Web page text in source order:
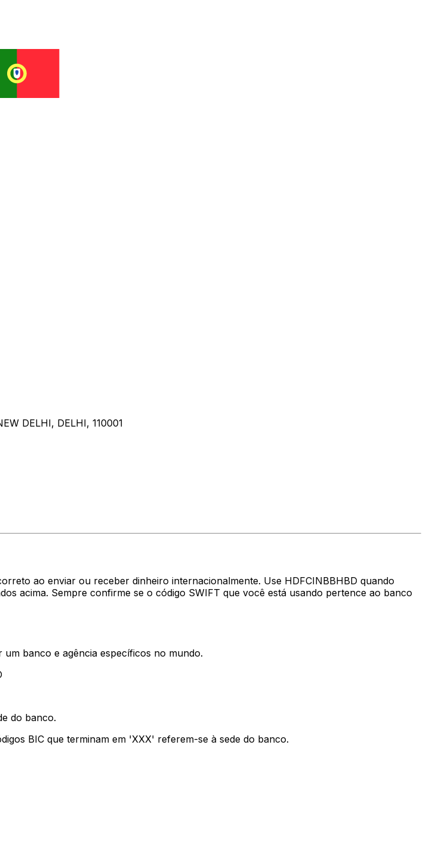
DELHI, DELHI, 110001
ao enviar ou receber dinheiro internacionalmente. Use HDFCINBBHBD quando
acima. Sempre confirme se o código SWIFT que você está usando pertence ao banco
banco e agência específicos no mundo.
do banco.
BIC que terminam em 'XXX' referem-se à sede do banco.